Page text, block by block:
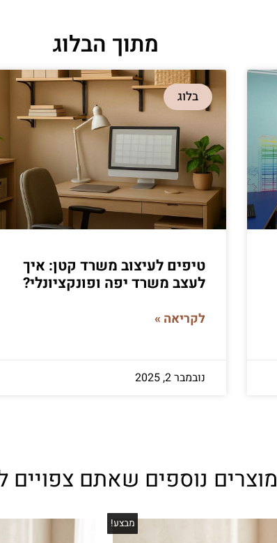
מתוך הבלוג
בלוג
טיפים לעיצוב משרד קטן: איך
לעצב משרד יפה ופונקציונלי?
לקריאה »
נובמבר 2, 2025
מוצרים נוספים שאתם צפויים
מבצע!